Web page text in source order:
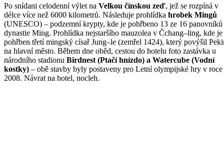
Po snídani celodenní výlet na Velkou čínskou zeď, jež se rozpíná v
délce více než 6000 kilometrů. Následuje prohlídka hrobek Mingů
(UNESCO) – podzemní krypty, kde je pohřbeno 13 ze 16 panovníků
dynastie Ming. Prohlídka nejstaršího mauzolea v Čchang–ling, kde je
pohřben třetí mingský císař Jung–le (zemřel 1424), který povýšil
na hlavní město. Během dne oběd, cestou do hotelu foto zastávka u
národního stadionu Birdnest (Ptačí hnízdo) a Watercube (Vodní
kostky) – obě stavby byly postaveny pro Letní olympijské hry v roce
2008. Návrat na hotel, nocleh.